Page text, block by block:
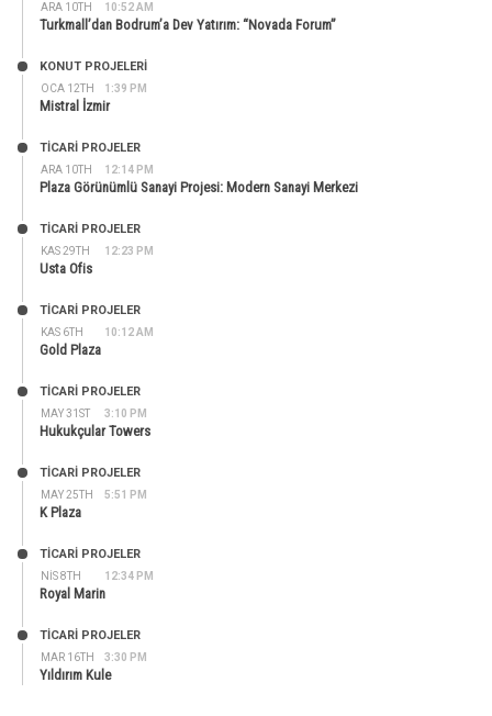
ARA 10TH 10:52 AM
Turkmall’dan Bodrum’a Dev Yatırım: “Novada Forum”
OCA 12TH 1:39 PM
KONUT PROJELERI
Mistral İzmir
ARA 10TH 12:14 PM
TİCARİ PROJELER
Plaza Görünümlü Sanayi Projesi: Modern Sanayi Merkezi
KAS 29TH 12:23 PM
TİCARİ PROJELER
Usta Ofis
KAS 6TH 10:12 AM
TİCARİ PROJELER
Gold Plaza
MAY 31ST 3:10 PM
TİCARİ PROJELER
Hukukçular Towers
MAY 25TH 5:51 PM
TİCARİ PROJELER
K Plaza
NIS 8TH 12:34 PM
TİCARİ PROJELER
Royal Marin
MAR 16TH 3:30 PM
TİCARİ PROJELER
Yıldırım Kule